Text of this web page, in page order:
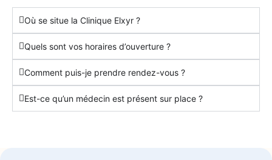
Où se situe la Clinique Elxyr ?
Quels sont vos horaires d’ouverture ?
Comment puis-je prendre rendez-vous ?
Est-ce qu’un médecin est présent sur place ?